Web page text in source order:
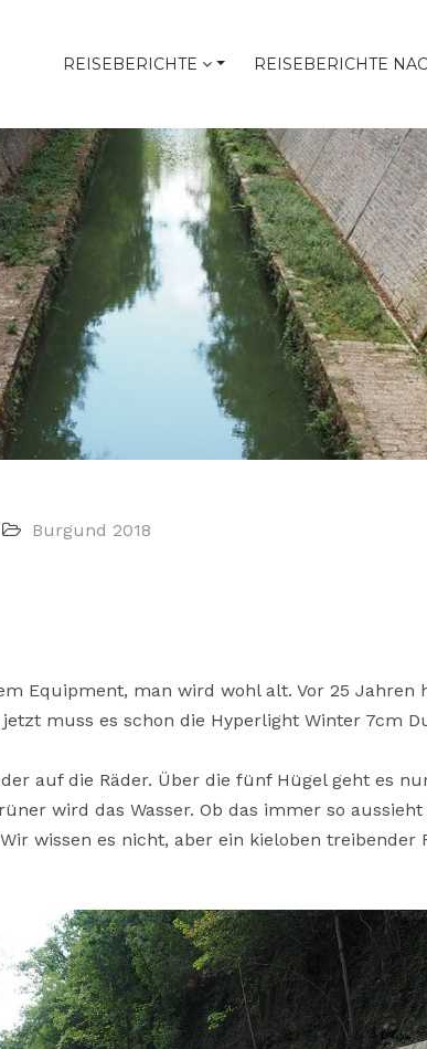
REISEBERICHTE REISEBERICHTE
Burgund 2018
Equipment, man wird wohl alt. Vor 25 Jahren
muss es schon die Hyperlight Winter 7cm
auf die Räder. Über die fünf Hügel geht es
wird das Wasser. Ob das immer so aussieht
wissen es nicht, aber ein kieloben treibender